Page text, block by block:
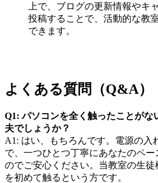
上で、ブログの更新情報やキ
投稿することで、活動的な教
できます。
よくある質問（Q&A）
Q1: パソコンを全く触ったことがな
夫でしょうか？
A1: はい、もちろんです。電源の入
で、一つひとつ丁寧にあなたのペ
のでご安心ください。当教室の生
を初めて触るという方です。